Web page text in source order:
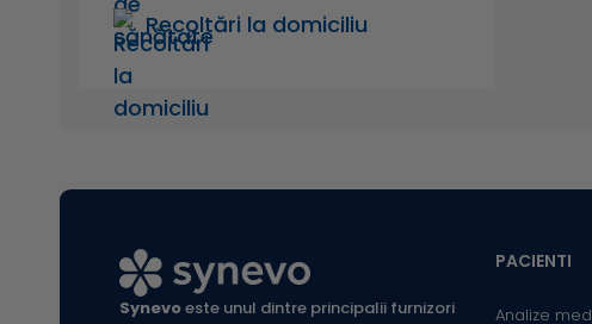
Recoltări la domiciliu
Synevoeste unul dintre principalii furnizori
PACIENTI
Analize